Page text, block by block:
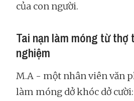
của con người.
Tai nạn làm móng từ thợ
nghiệm
M.A - một nhân viên văn
làm móng dở khóc dở